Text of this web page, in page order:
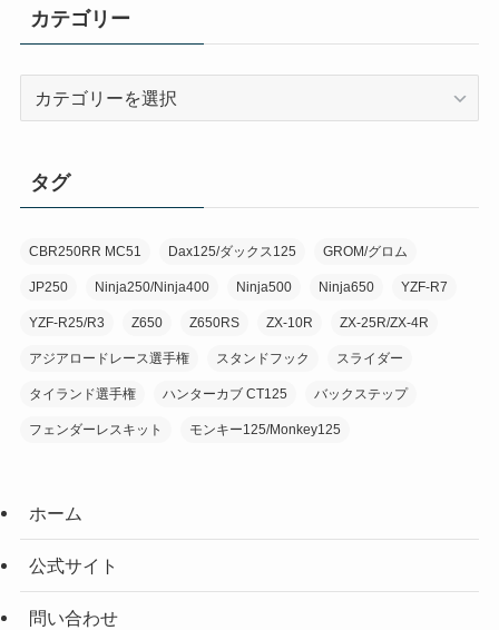
カテゴリー
ー
タグ
CBR250RR MC51 Dax125/ダックス125 GROM/グロム
JP250 Ninja250/Ninja400 Ninja500 Ninja650 YZF-R7
YZF-R25/R3 Z650 Z650RS ZX-10R ZX-25R/ZX-4R
アジアロードレース選手権 スタンドフック スライダー
タイランド選手権 ハンターカブ CT125 バックステップ
フェンダーレスキット モンキー125/Monkey125
ホーム
公式サイト
問い合わせ